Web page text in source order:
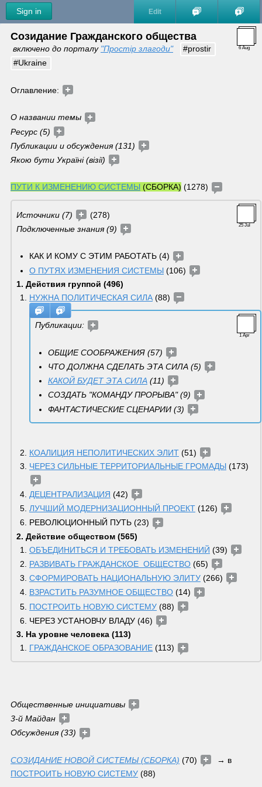
Sign in Edit
6 Aug
Созидание Гражданского общества
включено до порталу "Простір злагоди"
#prostir
#Ukraine
Оглавление:
О названии темы
Ресурс (5)
Публикации и обсуждения (131)
Якою бути Україні (візії)
ПУТИ К ИЗМЕНЕНИЮ СИСТЕМЫ (СБОРКА) (1278)
25 Jul
Источники (7)
(278)
Подключенные знания (9)
КАК И КОМУ С ЭТИМ РАБОТАТЬ (4)
О ПУТЯХ ИЗМЕНЕНИЯ СИСТЕМЫ (106)
1. Действия группой (496)
НУЖНА ПОЛИТИЧЕСКАЯ СИЛА (88)
1 Apr
Публикации:
ОБЩИЕ СООБРАЖЕНИЯ (57)
ЧТО ДОЛЖНА СДЕЛАТЬ ЭТА СИЛА (5)
КАКОЙ БУДЕТ ЭТА СИЛА (11)
СОЗДАТЬ "КОМАНДУ ПРОРЫВА" (9)
ФАНТАСТИЧЕСКИЕ СЦЕНАРИИ (3)
КОАЛИЦИЯ НЕПОЛИТИЧЕСКИХ ЭЛИТ (51)
ЧЕРЕЗ СИЛЬНЫЕ ТЕРРИТОРИАЛЬНЫЕ ГРОМАДЫ (173)
ДЕЦЕНТРАЛИЗАЦИЯ (42)
ЛУЧШИЙ МОДЕРНИЗАЦИОННЫЙ ПРОЕКТ (126)
РЕВОЛЮЦИОННЫЙ ПУТЬ (23)
2. Действие обществом (565)
ОБЪЕДИНИТЬСЯ И ТРЕБОВАТЬ ИЗМЕНЕНИЙ (39)
РАЗВИВАТЬ ГРАЖДАНСКОЕ  ОБЩЕСТВО (65)
СФОРМИРОВАТЬ НАЦИОНАЛЬНУЮ ЭЛИТУ (266)
ВЗРАСТИТЬ РАЗУМНОЕ ОБЩЕСТВО (14)
ПОСТРОИТЬ НОВУЮ СИСТЕМУ (88)
ЧЕРЕЗ УСТАНОВЧУ ВЛАДУ (46)
3. На уровне человека (113)
ГРАЖДАНСКОЕ ОБРАЗОВАНИЕ (113)
Общественные инициативы
3-й Майдан
Обсуждения (33)
СОЗИДАНИЕ НОВОЙ СИСТЕМЫ (СБОРКА) (70)
ПОСТРОИТЬ НОВУЮ СИСТЕМУ (88)